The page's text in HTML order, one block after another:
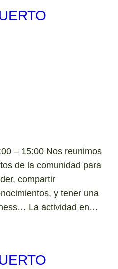
– 15:00 Nos reunimos
de la comunidad para
compartir
y tener una
La actividad en…